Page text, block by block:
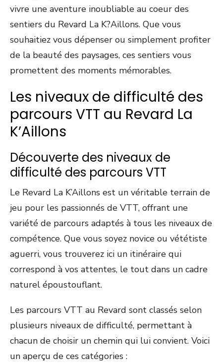
vivre une aventure inoubliable au coeur des
sentiers du Revard La K?Aillons. Que vous
souhaitiez vous dépenser ou simplement profiter
de la beauté des paysages, ces sentiers vous
promettent des moments mémorables.
Les niveaux de difficulté des
parcours VTT au Revard La
K’Aillons
Découverte des niveaux de
difficulté des parcours VTT
Le Revard La K’Aillons est un véritable terrain de
jeu pour les passionnés de VTT, offrant une
variété de parcours adaptés à tous les niveaux de
compétence. Que vous soyez novice ou vététiste
aguerri, vous trouverez ici un itinéraire qui
correspond à vos attentes, le tout dans un cadre
naturel époustouflant.
Les parcours VTT au Revard sont classés selon
plusieurs niveaux de difficulté, permettant à
chacun de choisir un chemin qui lui convient. Voici
un aperçu de ces catégories :